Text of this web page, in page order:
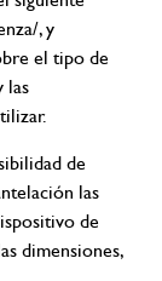
, y
el tipo de
las
de
las
de
dimensiones,